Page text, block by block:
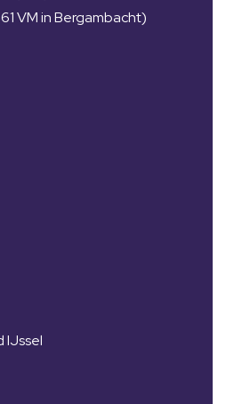
VM in Bergambacht)
IJssel